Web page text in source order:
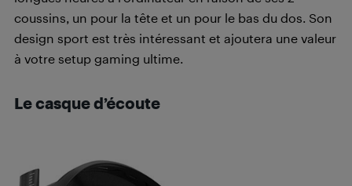
coussins, un pour la tête et un pour le bas du dos. Son
design sport est très intéressant et ajoutera une valeur
à votre setup gaming ultime.
Le casque d’écoute